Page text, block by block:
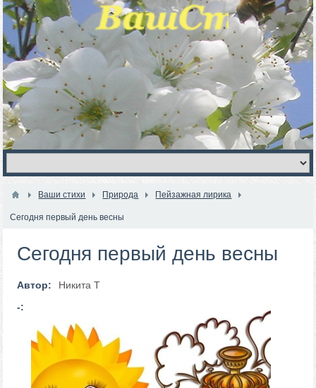
Ваши стихи Природа Пейзажная лирика
Сегодня первый день весны
Сегодня первый день весны
Автор:
Никита Т
-: